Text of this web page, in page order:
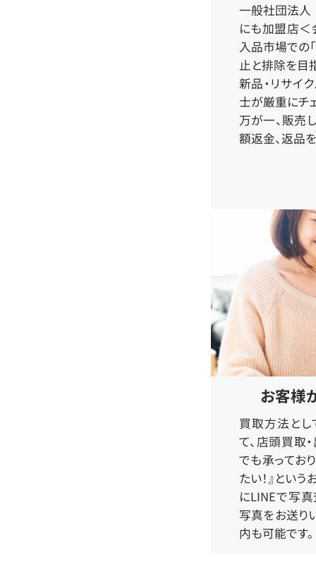
一般社団法人
にも加盟店＜
入品市場での
止と排除を目
新品・リサイ
士が厳重にチ
万が一、販売
額返金、返品
お客様
買取方法と
て、店頭買取
でも承ってお
たい！』とい
にLINEで写真
写真をお送り
内も可能です。